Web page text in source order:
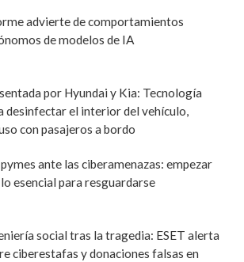
advierte de comportamientos
de modelos de IA
por Hyundai y Kia: Tecnología
desinfectar el interior del vehículo,
con pasajeros a bordo
pymes ante las ciberamenazas: empezar
esencial para resguardarse
social tras la tragedia: ESET alerta
ciberestafas y donaciones falsas en